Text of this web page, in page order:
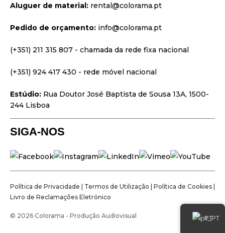
Websites
Identidade Visual
Aluguer de material: rental@colorama.pt
Pedido de orçamento: info@colorama.pt
(+351) 211 315 807 - chamada da rede fixa nacional
(+351) 924 417 430 - rede móvel nacional
Estúdio: Rua Doutor José Baptista de Sousa 13A, 1500-
244 Lisboa
SIGA-NOS
Política de Privacidade | Termos de Utilização | Política de Cookies |
Livro de Reclamações Eletrónico
© 2026 Colorama - Produção Audiovisual PT